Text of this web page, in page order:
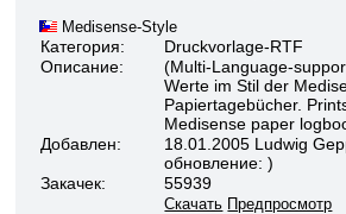
Medisense-Style
Категория:
Druckvorlage-RTF
Описание:
(Multi-Language-
Werte im Stil der
Papiertagebücher.
Medisense paper
Добавлен:
18.01.2005 Ludwig
обновление: )
Закачек:
55939
Скачать Предпросмотр